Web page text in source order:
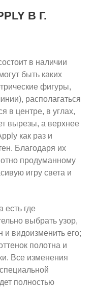
В Г.
в наличии
быть каких
фигуры,
располагаться
в центре, в углах,
вырезы, а верхнее
как раз и
Благодаря их
продуманному
игру света и
есть где
выбрать узор,
и видоизменить его;
полотна и
Все изменения
полностью